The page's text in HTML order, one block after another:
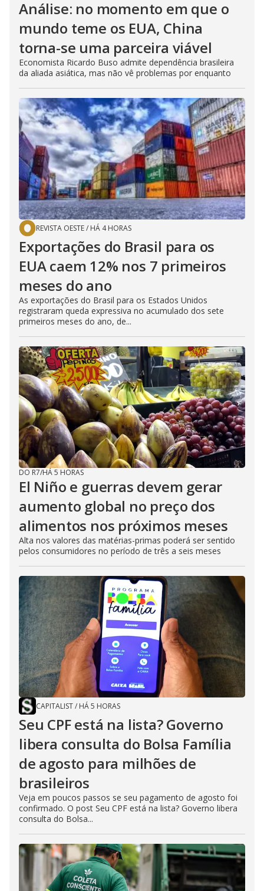
Análise: no momento em que o
mundo teme os EUA, China
torna-se uma parceira viável
Economista Ricardo Buso admite dependência brasileira
da aliada asiática, mas não vê problemas por enquanto
REVISTA OESTE/ HÁ 4 HORAS
Exportações do Brasil para os
EUA caem 12% nos 7 primeiros
meses do ano
As exportações do Brasil para os Estados Unidos
registraram queda expressiva no acumulado dos sete
primeiros meses do ano, de...
DO R7/HÁ 5 HORAS
El Niño e guerras devem gerar
aumento global no preço dos
alimentos nos próximos meses
Alta nos valores das matérias-primas poderá ser sentido
pelos consumidores no período de três a seis meses
CAPITALIST/ HÁ 5 HORAS
Seu CPF está na lista? Governo
libera consulta do Bolsa Família
de agosto para milhões de
brasileiros
Veja em poucos passos se seu pagamento de agosto foi
confirmado. O post Seu CPF está na lista? Governo libera
consulta do Bolsa...